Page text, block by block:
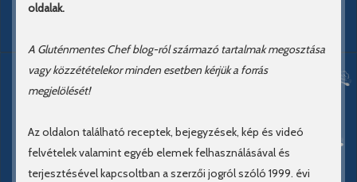
oldalak.
A Gluténmentes Chef blog-ról származó tartalmak megosztása
vagy közzétételekor minden esetben kérjük a forrás
megjelölését!
Az oldalon található receptek, bejegyzések, kép és videó
felvételek valamint egyéb elemek felhasználásával és
terjesztésével kapcsoltban a szerzői jogról szóló 1999. évi